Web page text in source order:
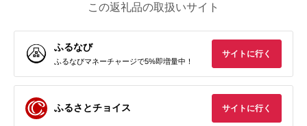
この返礼品の取扱いサイト
ふるなび
ふるなびマネーチャージで5%即増量中！
サイトに行く
ふるさとチョイス サイトに行く